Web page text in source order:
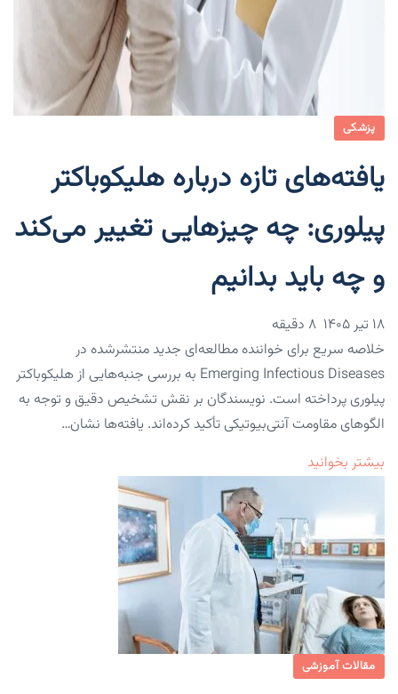
پزشکی
یافته‌های تازه درباره هلیکوباکتر
پیلوری: چه چیزهایی تغییر می‌کند
و چه باید بدانیم
۱۸ تیر ۱۴۰۵
خلاصه سریع برای خواننده مطالعه‌ای جدید منتشرشده در
Emerging Infectious Diseases به بررسی جنبه‌هایی از هلیکوباکتر
پیلوری پرداخته است. نویسندگان بر نقش تشخیص دقیق و توجه به
الگوهای مقاومت آنتی‌بیوتیکی تأکید کرده‌اند. یافته‌ها نشان…
بیشتر بخوانید
مقالات آموزشی